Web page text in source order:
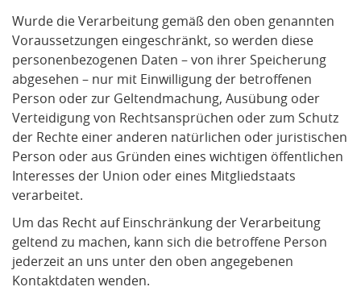
Wurde die Verarbeitung gemäß den oben genannten
Voraussetzungen eingeschränkt, so werden diese
personenbezogenen Daten – von ihrer Speicherung
abgesehen – nur mit Einwilligung der betroffenen
Person oder zur Geltendmachung, Ausübung oder
Verteidigung von Rechtsansprüchen oder zum Schutz
der Rechte einer anderen natürlichen oder juristischen
Person oder aus Gründen eines wichtigen öffentlichen
Interesses der Union oder eines Mitgliedstaats
verarbeitet.
Um das Recht auf Einschränkung der Verarbeitung
geltend zu machen, kann sich die betroffene Person
jederzeit an uns unter den oben angegebenen
Kontaktdaten wenden.